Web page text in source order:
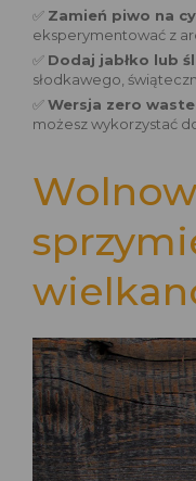
✅ Zamień piwo na
eksperymentować z
✅ Dodaj jabłko lub
słodkawego,
✅Wersja zero waste
możesz wykorzystać